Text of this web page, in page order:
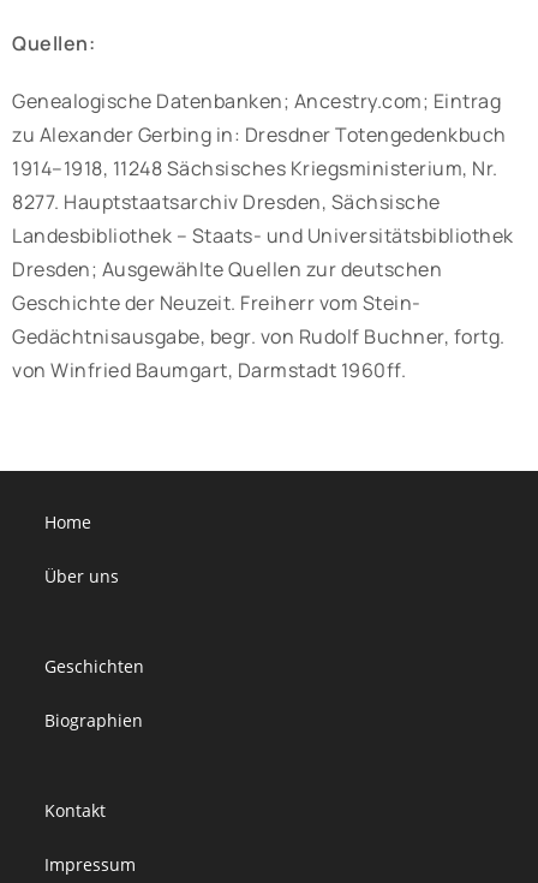
Quellen:
Genealogische Datenbanken; Ancestry.com; Eintrag
zu Alexander Gerbing in: Dresdner Totengedenkbuch
1914–1918, 11248 Sächsisches Kriegsministerium, Nr.
8277. Hauptstaatsarchiv Dresden, Sächsische
Landesbibliothek – Staats- und Universitätsbibliothek
Dresden; Ausgewählte Quellen zur deutschen
Geschichte der Neuzeit. Freiherr vom Stein-
Gedächtnisausgabe, begr. von Rudolf Buchner, fortg.
von Winfried Baumgart, Darmstadt 1960ff.
Home
Über uns
Geschichten
Biographien
Kontakt
Impressum